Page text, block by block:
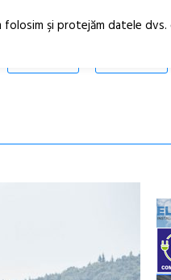
şi protejăm datele